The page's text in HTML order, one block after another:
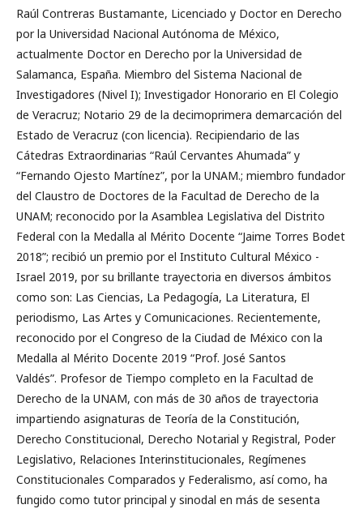
Raúl Contreras Bustamante, Licenciado y Doctor en Derecho
por la Universidad Nacional Autónoma de México,
actualmente Doctor en Derecho por la Universidad de
Salamanca, España. Miembro del Sistema Nacional de
Investigadores (Nivel I); Investigador Honorario en El Colegio
de Veracruz; Notario 29 de la decimoprimera demarcación del
Estado de Veracruz (con licencia). Recipiendario de las
Cátedras Extraordinarias “Raúl Cervantes Ahumada” y
“Fernando Ojesto Martínez”, por la UNAM.; miembro fundador
del Claustro de Doctores de la Facultad de Derecho de la
UNAM; reconocido por la Asamblea Legislativa del Distrito
Federal con la Medalla al Mérito Docente “Jaime Torres Bodet
2018”; recibió un premio por el Instituto Cultural México -
Israel 2019, por su brillante trayectoria en diversos ámbitos
como son: Las Ciencias, La Pedagogía, La Literatura, El
periodismo, Las Artes y Comunicaciones. Recientemente,
reconocido por el Congreso de la Ciudad de México con la
Medalla al Mérito Docente 2019 “Prof. José Santos
Valdés”. Profesor de Tiempo completo en la Facultad de
Derecho de la UNAM, con más de 30 años de trayectoria
impartiendo asignaturas de Teoría de la Constitución,
Derecho Constitucional, Derecho Notarial y Registral, Poder
Legislativo, Relaciones Interinstitucionales, Regímenes
Constitucionales Comparados y Federalismo, así como, ha
fungido como tutor principal y sinodal en más de sesenta